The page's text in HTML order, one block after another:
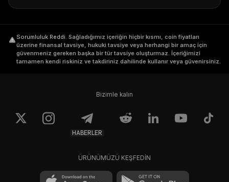
Sorumluluk Reddi. Sağladığımız içeriğin hiçbir kısmı, coin fiyatları
üzerine finansal tavsiye, hukuki tavsiye veya herhangi bir amaç için
güvenmeniz gereken başka bir tür tavsiye oluşturmaz. İçeriğimizi
tamamen kendi riskiniz ve takdiriniz dahilinde kullanır veya güvenirsiniz.
Bizimle kalın
HABERLER
ÜRÜNÜMÜZÜ KEŞFEDİN